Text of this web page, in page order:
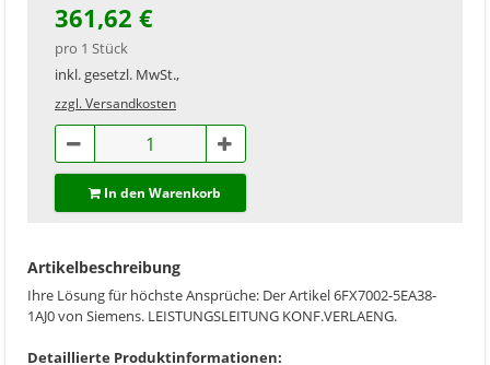
361,62 €
pro 1 Stück
inkl. gesetzl. MwSt.,
zzgl. Versandkosten
In den Warenkorb
Artikelbeschreibung
Ihre Lösung für höchste Ansprüche: Der Artikel 6FX7002-5EA38-
1AJ0 von Siemens. LEISTUNGSLEITUNG KONF.VERLAENG.
Detaillierte Produktinformationen: